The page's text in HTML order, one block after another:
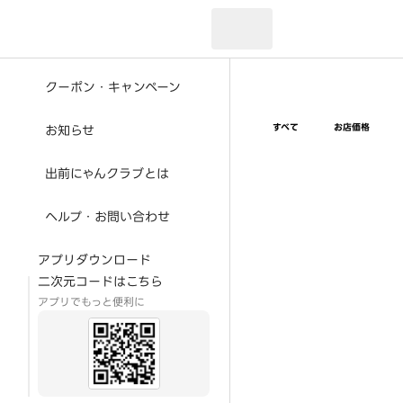
クーポン・キャンペーン
お知らせ
出前にゃんクラブとは
ヘルプ・お問い合わせ
アプリダウンロード
二次元コードはこちら
アプリでもっと便利に
すべて お店価格